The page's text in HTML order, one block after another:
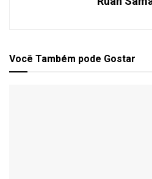
Você Também pode Gostar